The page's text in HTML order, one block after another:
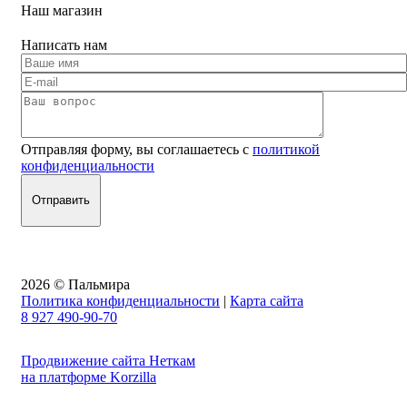
Наш магазин
Написать нам
Отправляя форму, вы соглашаетесь с политикой
конфиденциальности
2026 © Пальмира
Политика конфиденциальности | Карта сайта
8 927 490-90-70
Продвижение сайта Неткам
на платформе Korzilla